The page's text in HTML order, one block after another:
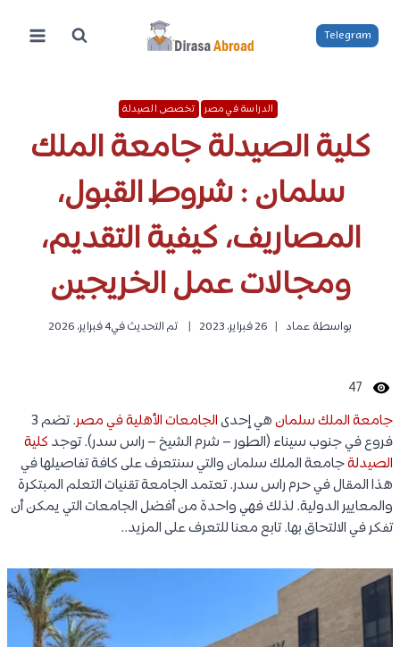
المحتوى
Telegram
الدراسة في مصر تخصص الصيدلة
كلية الصيدلة جامعة الملك
سلمان : شروط القبول،
المصاريف، كيفية التقديم،
ومجالات عمل الخريجين
بواسطة عماد 26 فبراير، 2023 تم التحديث في4 فبراير، 2026
47
جامعة الملك سلمانهي إحدىالجامعات الأهلية في مصر
. تضم 3
فروع في جنوب سيناء (الطور – شرم الشيخ – راس سدر). توجد كلية
الصيدلةجامعة الملك سلمان والتي سنتعرف على كافة تفاصيلها في
هذا المقال في حرم راس سدر. تعتمد الجامعة تقنيات التعلم المبتكرة
والمعايير الدولية. لذلك فهي واحدة من أفضل الجامعات التي يمكن أن
تفكر في الالتحاق بها. تابع معنا للتعرف على المزيد..